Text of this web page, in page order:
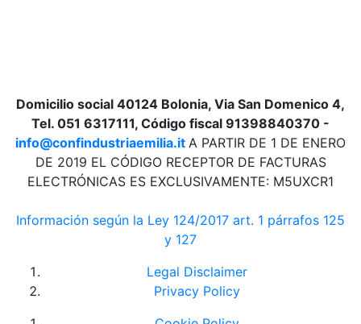
Domicilio social 40124 Bolonia, Via San Domenico 4,
Tel. 051 6317111, Código fiscal 91398840370 -
info@confindustriaemilia.it A PARTIR DE 1 DE ENERO
DE 2019 EL CÓDIGO RECEPTOR DE FACTURAS
ELECTRÓNICAS ES EXCLUSIVAMENTE: M5UXCR1
Información según la Ley 124/2017 art. 1 párrafos 125
y 127
Legal Disclaimer
Privacy Policy